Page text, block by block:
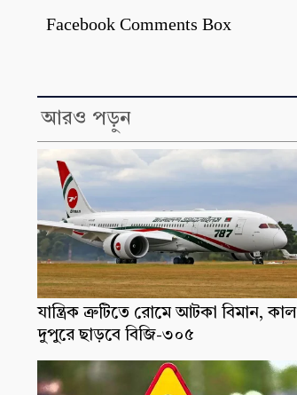
Facebook Comments Box
আরও পড়ুন
যান্ত্রিক ত্রুটিতে রোমে আটকা বিমান, কাল
দুপুরে ছাড়বে বিজি-৩০৫